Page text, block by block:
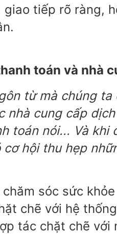
tiếp rõ ràng,
toán và nhà
từ mà chúng
nhà cung cấp
toán nói... Và khi
hội thu hẹp
sóc sức
chẽ với hệ
tác chặt chẽ với